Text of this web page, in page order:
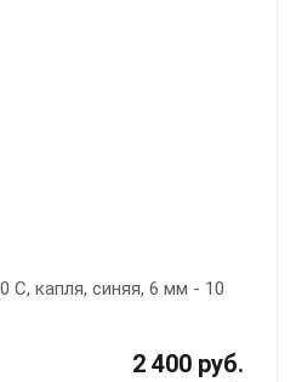
С, капля, синяя, 6 мм - 10
2 400 руб.